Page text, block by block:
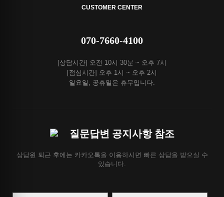
CUSTOMER CENTER
070-7660-4100
[상담시간] 오전 10시 30분 ~ 오후 7시
[점심시간] 오후 1시 ~ 오후 2시
일요일, 공휴일은 휴무입니다.
질문답변 공지사항 참조
상담원 퇴근 후에는 카카오톡을 이용하시면 빠른 상담을 받으실 수
있습니다.